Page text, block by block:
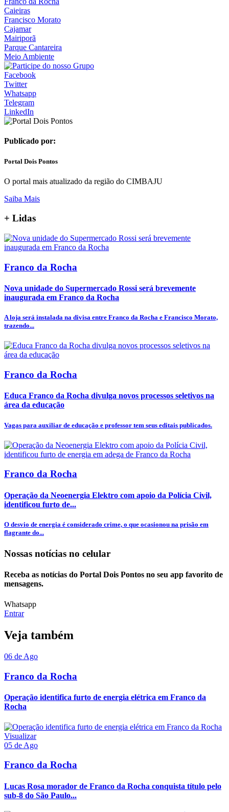
Caieiras
Francisco Morato
Cajamar
Mairiporã
Parque Cantareira
Meio Ambiente
Facebook
Twitter
Whatsapp
Telegram
LinkedIn
Publicado por:
Portal Dois Pontos
O portal mais atualizado da região do CIMBAJU
Saiba Mais
+ Lidas
Franco da Rocha
Nova unidade do Supermercado Rossi será brevemente
inaugurada em Franco da Rocha
A loja será instalada na divisa entre Franco da Rocha e Francisco Morato,
trazendo...
Franco da Rocha
Educa Franco da Rocha divulga novos processos seletivos na
área da educação
Vagas para auxiliar de educação e professor tem seus editais publicados.
Franco da Rocha
Operação da Neoenergia Elektro com apoio da Polícia Civil,
identificou furto de...
O desvio de energia é considerado crime, o que ocasionou na prisão em
flagrante do...
Nossas notícias no celular
Receba as notícias do Portal Dois Pontos no seu app favorito de
mensagens.
Whatsapp
Entrar
Veja também
06 de Ago
Franco da Rocha
Operação identifica furto de energia elétrica em Franco da
Rocha
Visualizar
05 de Ago
Franco da Rocha
Lucas Rosa morador de Franco da Rocha conquista título pelo
sub-8 do São Paulo...